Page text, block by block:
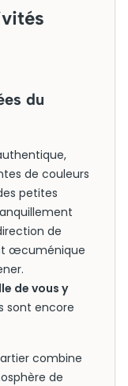
du
de couleurs
petites
de
œcuménique
de vous y
sont encore
combine
de